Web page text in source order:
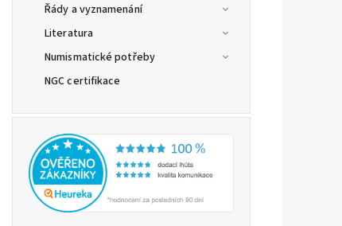
Řády a vyznamenání
Literatura
Numismatické potřeby
NGC certifikace